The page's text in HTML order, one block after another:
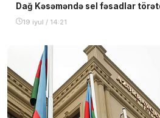
Dağ Kəsəməndə sel fəsadlar
19 iyul / 14:21